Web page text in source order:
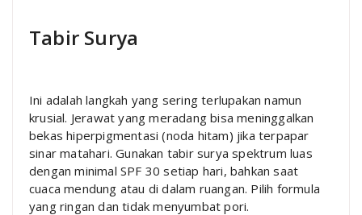
Tabir Surya
Ini adalah langkah yang sering terlupakan namun
krusial. Jerawat yang meradang bisa meninggalkan
bekas hiperpigmentasi (noda hitam) jika terpapar
sinar matahari. Gunakan tabir surya spektrum luas
dengan minimal SPF 30 setiap hari, bahkan saat
cuaca mendung atau di dalam ruangan. Pilih formula
yang ringan dan tidak menyumbat pori.